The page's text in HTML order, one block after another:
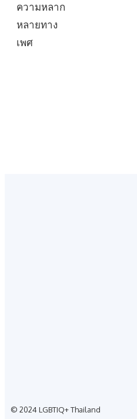
ความหลาก
หลายทาง
เพศ
© 2024 LGBTIQ+ Thailand